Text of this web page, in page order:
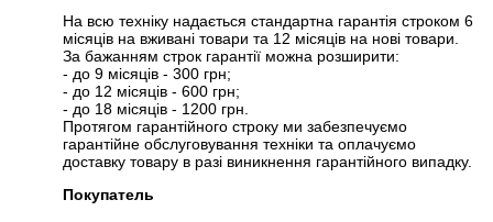
На всю техніку надається стандартна гарантія строком 6
місяців на вживані товари та 12 місяців на нові товари.
За бажанням строк гарантії можна розширити:
- до 9 місяців - 300 грн;
- до 12 місяців - 600 грн;
- до 18 місяців - 1200 грн.
Протягом гарантійного строку ми забезпечуємо
гарантійне обслуговування техніки та оплачуємо
доставку товару в разі виникнення гарантійного випадку.
Покупатель